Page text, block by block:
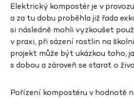
Elektrický kompostér je v
a za tu dobu proběhla již řada
si následně mohli vyzkoušet
v praxi, při sázení rostlin na
projekt může být ukázkou toho,
s dobou a zároveň se starat o
Pořízení kompostéru v hodnotě